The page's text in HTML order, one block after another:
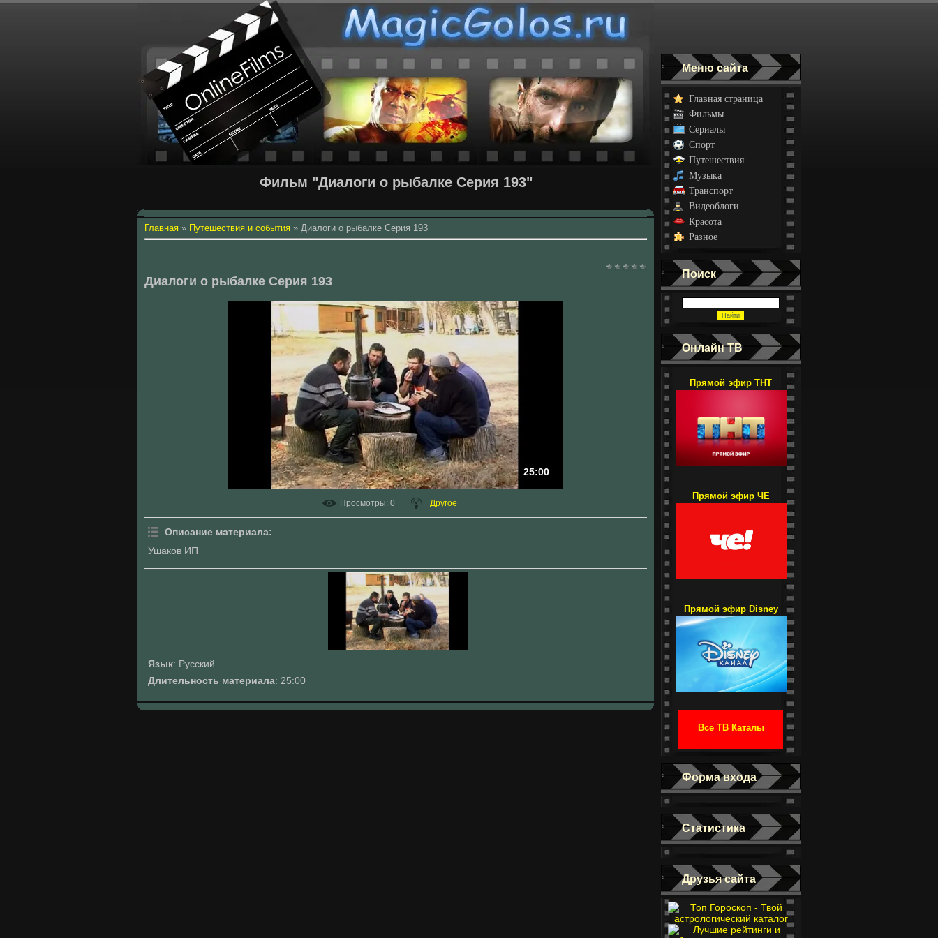
Фильм "Диалоги о рыбалке Серия 193"
Главная » Путешествия и события » Диалоги о рыбалке Серия 193
Диалоги о рыбалке Серия 193
25:00
Просмотры: 0 Другое
Описание материала:
Ушаков ИП
Язык: Русский
Длительность материала: 25:00
Меню сайта
Главная страница
Фильмы
Сериалы
Спорт
Путешествия
Музыка
Транспорт
Видеоблоги
Красота
Разное
Поиск
Онлайн ТВ
Прямой эфир ТНТ
Прямой эфир ЧЕ
Прямой эфир Disney
Все ТВ Каталы
Форма входа
Статистика
Друзья сайта